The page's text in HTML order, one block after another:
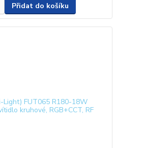
Přidat do košíku